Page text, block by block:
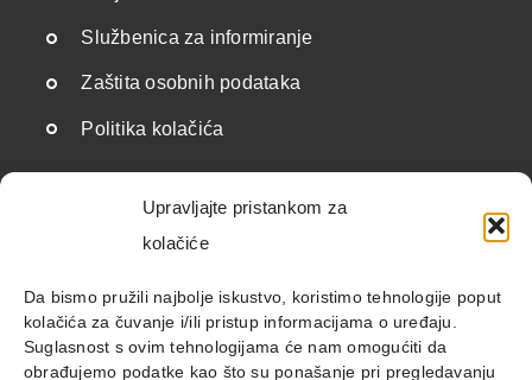
Upravljajte pristankom za
kolačiće
Da bismo pružili najbolje iskustvo, koristimo tehnologije poput
kolačića za čuvanje i/ili pristup informacijama o uređaju.
Suglasnost s ovim tehnologijama će nam omogućiti da
obrađujemo podatke kao što su ponašanje pri pregledavanju
Službenica za informiranje
Zaštita osobnih podataka
Politika kolačića
Korisne poveznice
Državne institucije i javnopravna tijela
Savezi i udruge